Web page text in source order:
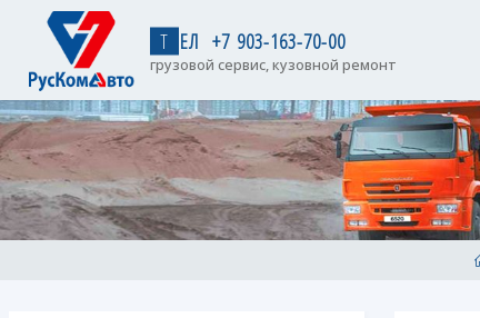
Т ЕЛ +7 903-163-70-00
грузовой сервис, кузовной ремонт